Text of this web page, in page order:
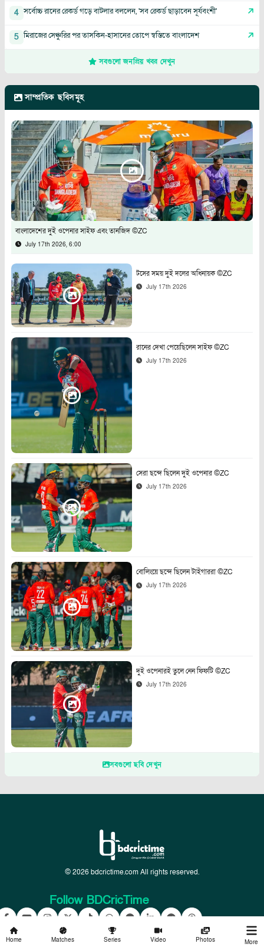
4 সর্বোচ্চ রানের রেকর্ড গড়ে বাটলার বললেন, 'সব রেকর্ড ছাড়াবেন সূর্যবংশী'
5 মিরাজের সেঞ্চুরির পর তাসকিন-হাসানের তোপে স্বস্তিতে বাংলাদেশ
সবগুলো জনপ্রিয় খবর দেখুন
সাম্প্রতিক ছবিসমূহ
বাংলাদেশের দুই ওপেনার সাইফ এবং তানজিদ ©ZC
July 17th 2026, 6:00
টসের সময় দুই দলের অধিনায়ক ©ZC
July 17th 2026
রানের দেখা পেয়েছিলেন সাইফ ©ZC
July 17th 2026
সেরা ছন্দে ছিলেন দুই ওপেনার ©ZC
July 17th 2026
বোলিংয়ে ছন্দে ছিলেন টাইগাররা ©ZC
July 17th 2026
দুই ওপেনারই তুলে নেন ফিফটি ©ZC
July 17th 2026
সবগুলো ছবি দেখুন
© 2026 bdcrictime.com All rights reserved.
Follow BDCricTime
Home Matches Series Video Photos More